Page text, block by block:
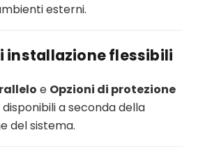
esterni.
installazione flessibili
e Opzioni di protezione
a seconda della
del sistema.